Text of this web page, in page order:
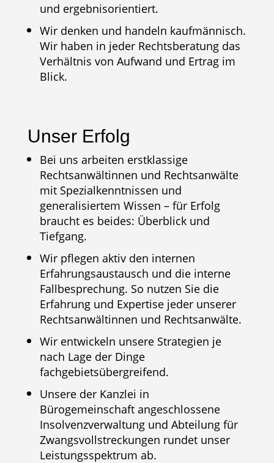
und ergebnisorientiert.
Wir denken und handeln kaufmännisch.
Wir haben in jeder Rechtsberatung das
Verhältnis von Aufwand und Ertrag im
Blick.
Unser Erfolg
Bei uns arbeiten erstklassige
Rechtsanwältinnen und Rechtsanwälte
mit Spezialkenntnissen und
generalisiertem Wissen – für Erfolg
braucht es beides: Überblick und
Tiefgang.
Wir pflegen aktiv den internen
Erfahrungsaustausch und die interne
Fallbesprechung. So nutzen Sie die
Erfahrung und Expertise jeder unserer
Rechtsanwältinnen und Rechtsanwälte.
Wir entwickeln unsere Strategien je
nach Lage der Dinge
fachgebietsübergreifend.
Unsere der Kanzlei in
Bürogemeinschaft angeschlossene
Insolvenzverwaltung und Abteilung für
Zwangsvollstreckungen rundet unser
Leistungsspektrum ab.